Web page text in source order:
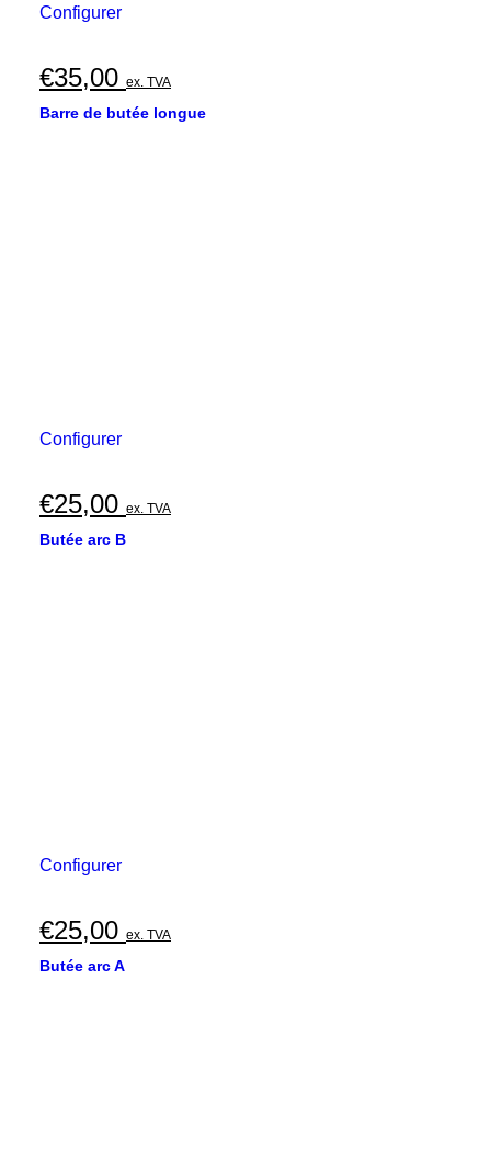
Configurer
€35,00 ex. TVA
Barre de butée longue
Configurer
€25,00 ex. TVA
Butée arc B
Configurer
€25,00 ex. TVA
Butée arc A